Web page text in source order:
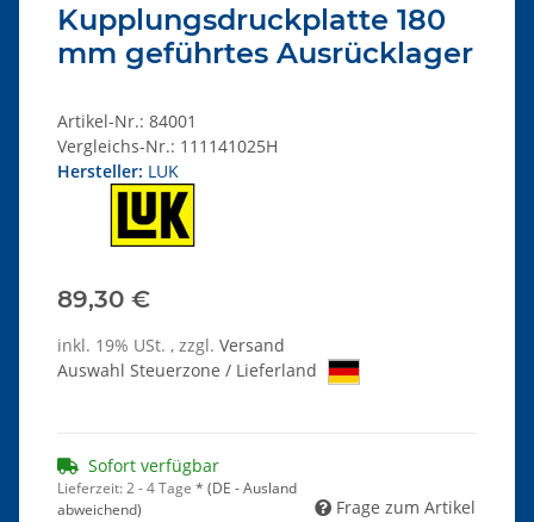
Kupplungsdruckplatte 180
mm geführtes Ausrücklager
Artikel-Nr.: 84001
Vergleichs-Nr.: 111141025H
Hersteller: LUK
89,30 €
inkl. 19% USt. , zzgl. Versand
Auswahl Steuerzone / Lieferland
Sofort verfügbar
Lieferzeit:2 - 4 Tage * (DE - Ausland
abweichend)
Frage zum Artikel